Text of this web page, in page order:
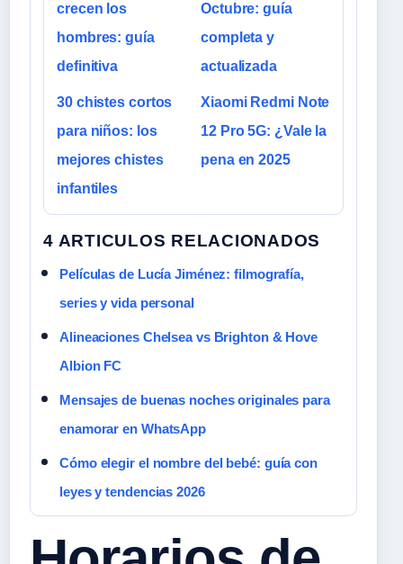
crecen los
hombres: guía
definitiva
Octubre: guía
completa y
actualizada
30 chistes cortos
para niños: los
mejores chistes
infantiles
Xiaomi Redmi Note
12 Pro 5G: ¿Vale la
pena en 2025
4 ARTICULOS RELACIONADOS
Películas de Lucía Jiménez: filmografía,
series y vida personal
Alineaciones Chelsea vs Brighton & Hove
Albion FC
Mensajes de buenas noches originales para
enamorar en WhatsApp
Cómo elegir el nombre del bebé: guía con
leyes y tendencias 2026